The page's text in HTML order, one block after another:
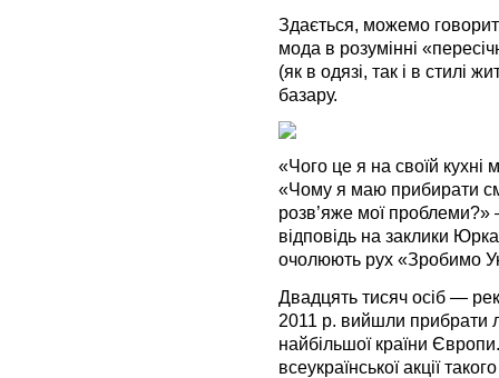
Здається, можемо
мода в розумінні
(як в одязі, так і в стилі
базару.
«Чого це я на своїй кухні
«Чому я маю прибирати
розв’яже мої проблеми?»
відповідь на заклики
очолюють рух «Зробимо
Двадцять тисяч осіб —
2011 р. вийшли прибрати
найбільшої країни
всеукраїнської акції